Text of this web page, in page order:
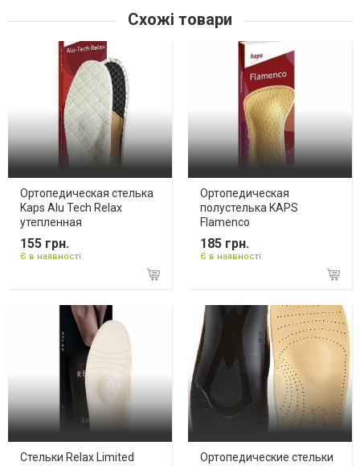
Схожі товари
Ортопедическая стелька
Kaps Alu Tech Relax
утепленная
155 грн.
Є в наявності
Ортопедическая
полустелька KAPS
Flamenco
185 грн.
Є в наявності
Стельки Relax Limited
Ортопедические стельки